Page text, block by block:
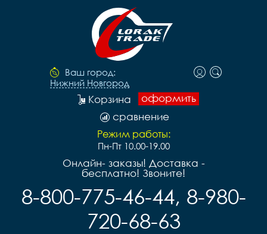
Ваш город:
Нижний Новгород
оформить
Корзина
сравнение
Режим работы:
Пн-Пт 10.00-19.00
Онлайн- заказы! Доставка -
бесплатно! Звоните!
8-800-775-46-44, 8-980-
720-68-63